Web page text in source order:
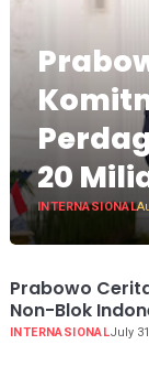
20
INTERNASIONAL
Prabowo
Non-Blok
Dunia
INTERNASIONALJuly